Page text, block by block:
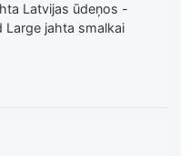
Latvijas ūdeņos -
Large jahta smalkai